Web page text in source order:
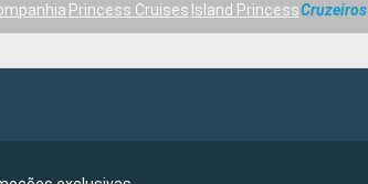
Princess Cruises Island Princess